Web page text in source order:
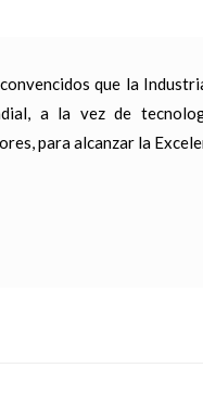
que la
a la vez de
para alcanzar la